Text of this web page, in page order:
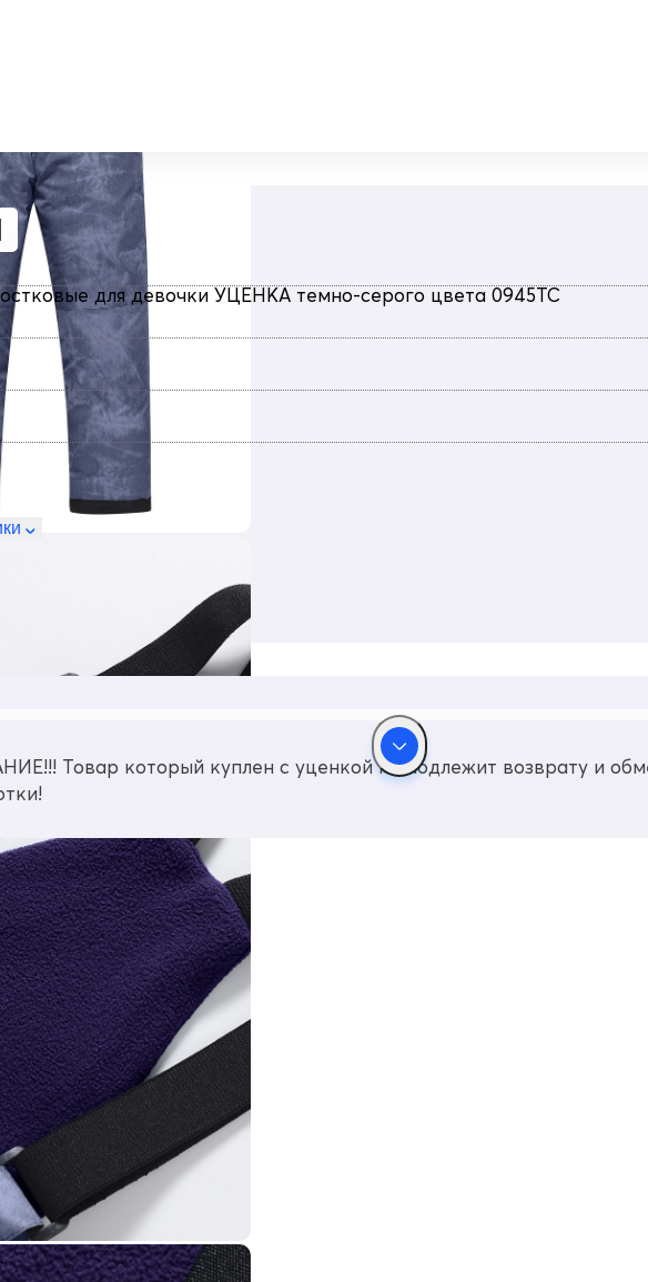
для девочки УЦЕНКА темно-серого цвета 0945TC
MTFORCE присутствуют светоотражающие элементы
Товар который куплен с уценкой не подлежит возврату и